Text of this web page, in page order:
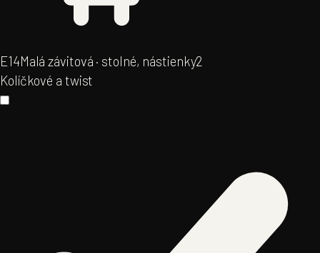
E14Malá závitová · stolné, nástienky2
Kolíčkové a twist